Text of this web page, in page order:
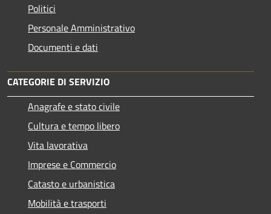
Politici
Personale Amministrativo
Documenti e dati
CATEGORIE DI SERVIZIO
Anagrafe e stato civile
Cultura e tempo libero
Vita lavorativa
Imprese e Commercio
Catasto e urbanistica
Mobilità e trasporti